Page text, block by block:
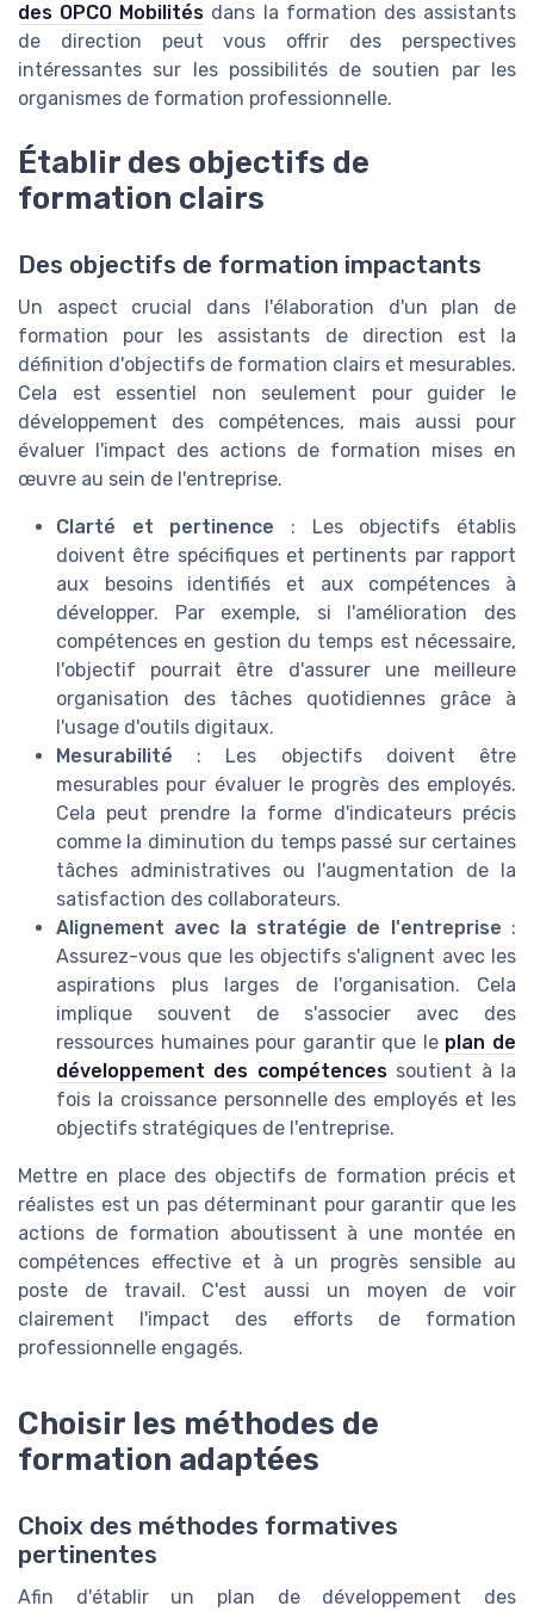
des OPCO Mobilités dans la formation des assistants
de direction peut vous offrir des perspectives
intéressantes sur les possibilités de soutien par les
organismes de formation professionnelle.
Établir des objectifs de
formation clairs
Des objectifs de formation impactants
Un aspect crucial dans l'élaboration d'un plan de
formation pour les assistants de direction est la
définition d'objectifs de formation clairs et mesurables.
Cela est essentiel non seulement pour guider le
développement des compétences, mais aussi pour
évaluer l'impact des actions de formation mises en
œuvre au sein de l'entreprise.
Clarté et pertinence : Les objectifs établis
doivent être spécifiques et pertinents par rapport
aux besoins identifiés et aux compétences à
développer. Par exemple, si l'amélioration des
compétences en gestion du temps est nécessaire,
l'objectif pourrait être d'assurer une meilleure
organisation des tâches quotidiennes grâce à
l'usage d'outils digitaux.
Mesurabilité : Les objectifs doivent être
mesurables pour évaluer le progrès des employés.
Cela peut prendre la forme d'indicateurs précis
comme la diminution du temps passé sur certaines
tâches administratives ou l'augmentation de la
satisfaction des collaborateurs.
Alignement avec la stratégie de l'entreprise :
Assurez-vous que les objectifs s'alignent avec les
aspirations plus larges de l'organisation. Cela
implique souvent de s'associer avec des
ressources humaines pour garantir que le plan de
développement des compétencessoutient à la
fois la croissance personnelle des employés et les
objectifs stratégiques de l'entreprise.
Mettre en place des objectifs de formation précis et
réalistes est un pas déterminant pour garantir que les
actions de formation aboutissent à une montée en
compétences effective et à un progrès sensible au
poste de travail. C'est aussi un moyen de voir
clairement l'impact des efforts de formation
professionnelle engagés.
Choisir les méthodes de
formation adaptées
Choix des méthodes formatives
pertinentes
Afin d'établir un plan de développement des